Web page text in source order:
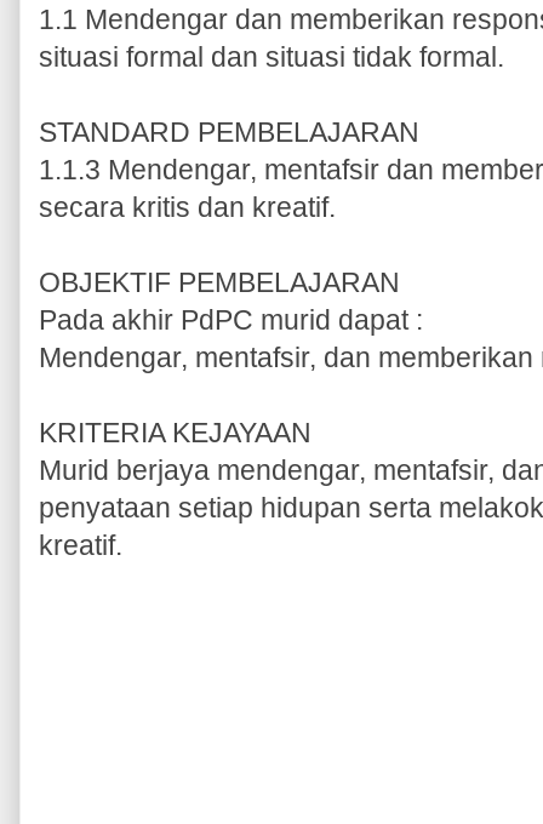
1.1 Mendengar dan memberikan
situasi formal dan situasi tidak formal.
STANDARD PEMBELAJARAN
1.1.3 Mendengar, mentafsir dan
secara kritis dan kreatif.
OBJEKTIF PEMBELAJARAN
Pada akhir PdPC murid dapat :
Mendengar, mentafsir, dan
KRITERIA KEJAYAAN
Murid berjaya mendengar, mentafsir,
penyataan setiap hidupan serta
kreatif.